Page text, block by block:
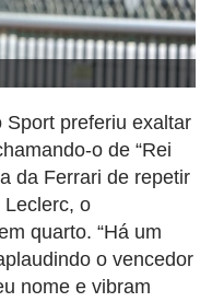
preferiu exaltar
o de “Rei
da Ferrari de repetir
Leclerc, o
quarto. “Há um
o vencedor
nome e vibram